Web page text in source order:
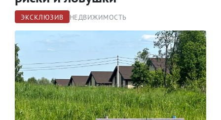
ЭКСКЛЮЗИВ НЕДВИЖИМОСТЬ